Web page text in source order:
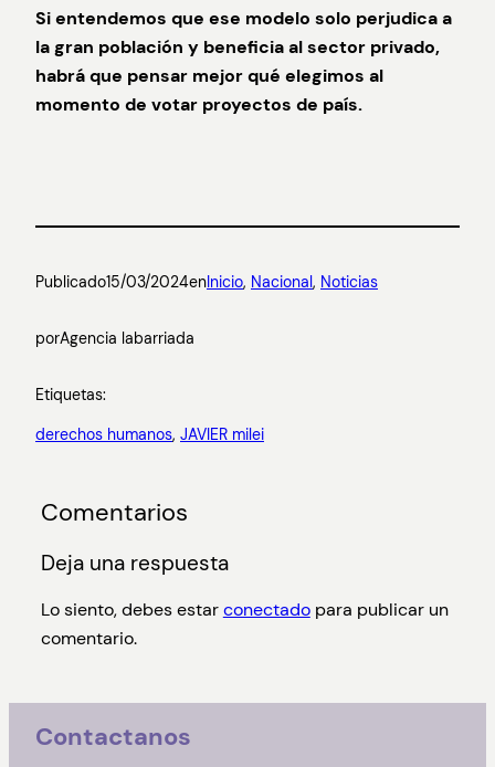
Si entendemos que ese modelo solo perjudica a
la gran población y beneficia al sector privado,
habrá que pensar mejor qué elegimos al
momento de votar proyectos de país.
Publicado15/03/2024en Inicio, Nacional , Noticias
porAgencia labarriada
Etiquetas:
derechos humanos, JAVIER milei
Comentarios
Deja una respuesta
Lo siento, debes estarconectadopara publicar un
comentario.
Contactanos